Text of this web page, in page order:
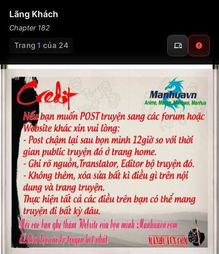
Lãng Khách
Chapter 182
Trang1 của 24